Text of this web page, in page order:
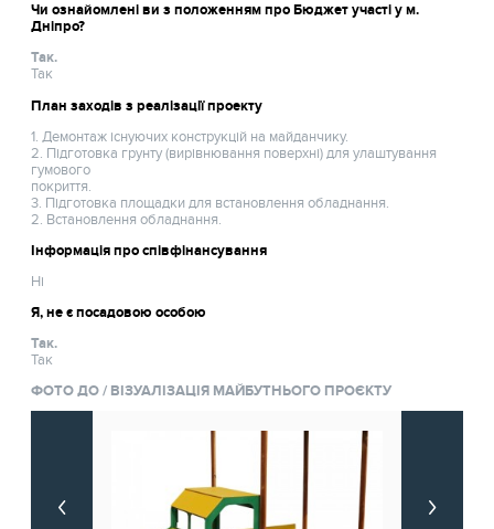
Чи ознайомлені ви з положенням про Бюджет участі у м.
Дніпро?
Так.
Так
План заходів з реалізації проекту
1. Демонтаж існуючих конструкцій на майданчику.
2. Підготовка грунту (вирівнювання поверхні) для улаштування
гумового
покриття.
3. Підготовка площадки для встановлення обладнання.
2. Встановлення обладнання.
Інформація про співфінансування
Ні
Я, не є посадовою особою
Так.
Так
ФОТО ДО / ВІЗУАЛІЗАЦІЯ МАЙБУТНЬОГО ПРОЄКТУ